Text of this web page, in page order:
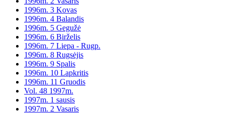
1996m. 3 Kovas
1996m. 4 Balandis
1996m. 5 Gegužė
1996m. 6 Birželis
1996m. 7 Liepa - Rugp.
1996m. 8 Rugsėjis
1996m. 9 Spalis
1996m. 10 Lapkritis
1996m. 11 Gruodis
Vol. 48 1997m.
1997m. 1 sausis
1997m. 2 Vasaris